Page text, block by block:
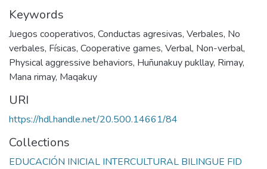
Keywords
Juegos cooperativos, Conductas agresivas, Verbales, No
verbales, Físicas, Cooperative games, Verbal, Non-verbal,
Physical aggressive behaviors, Huñunakuy pukllay, Rimay,
Mana rimay, Maqakuy
URI
https://hdl.handle.net/20.500.14661/84
Collections
EDUCACIÓN INICIAL INTERCULTURAL BILINGUE FID